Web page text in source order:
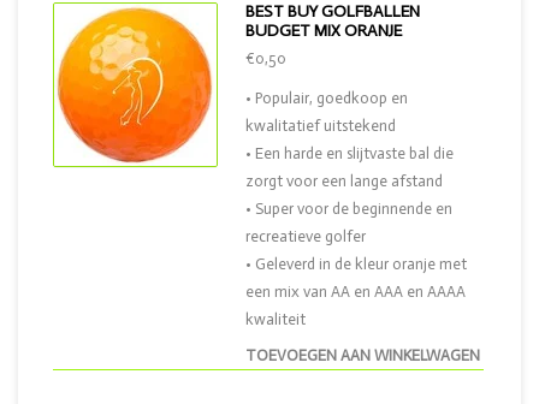
BEST BUY GOLFBALLEN
BUDGET MIX ORANJE
TOEVOEGEN AAN WINKELWAGEN
€0,50
• Populair, goedkoop en
kwalitatief uitstekend
• Een harde en slijtvaste bal die
zorgt voor een lange afstand
• Super voor de beginnende en
recreatieve golfer
• Geleverd in de kleur oranje met
een mix van AA en AAA en AAAA
kwaliteit